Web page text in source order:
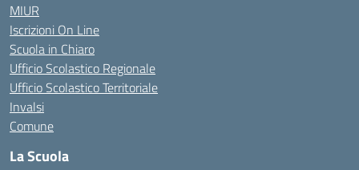
MIUR
Iscrizioni On Line
Scuola in Chiaro
Ufficio Scolastico Regionale
Ufficio Scolastico Territoriale
Invalsi
Comune
La Scuola